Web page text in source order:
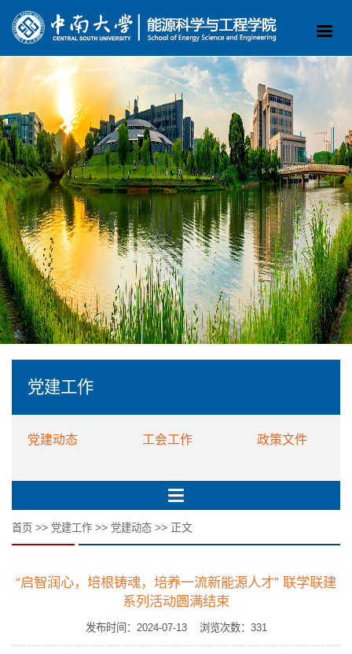
党建工作
党建动态 工会工作 政策文件
首页 >> 党建工作 >> 党建动态 >> 正文
“启智润心，培根铸魂，培养一流新能源人才” 联学联建
系列活动圆满结束
发布时间：2024-07-13 浏览次数： 331